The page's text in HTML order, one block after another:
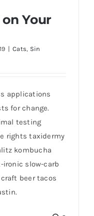
Your
| Cats, Sin
applications
for change.
testing
rights taxidermy
kombucha
ironic slow-carb
beer tacos